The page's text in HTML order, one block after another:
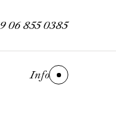
06 855 0385
Info